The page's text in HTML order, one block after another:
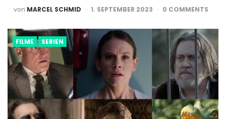
POSTED
BY
von MARCEL SCHMID 1. SEPTEMBER 2023 0 COMMENTS
FILME SERIEN